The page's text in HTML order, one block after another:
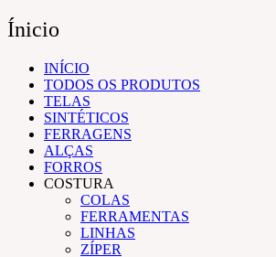
Ínicio
INÍCIO
TODOS OS PRODUTOS
TELAS
SINTÉTICOS
FERRAGENS
ALÇAS
FORROS
COSTURA
COLAS
FERRAMENTAS
LINHAS
ZÍPER